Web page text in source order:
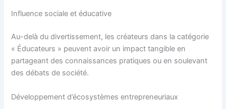
Influence sociale et éducative
Au-delà du divertissement, les créateurs dans la catégorie
« Éducateurs » peuvent avoir un impact tangible en
partageant des connaissances pratiques ou en soulevant
des débats de société.
Développement d’écosystèmes entrepreneuriaux